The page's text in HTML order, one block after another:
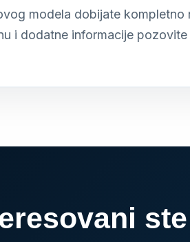
modela dobijate
i dodatne informacije pozovite